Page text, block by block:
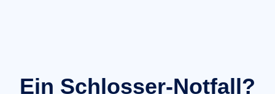
Ein Schlosser-Notfall?